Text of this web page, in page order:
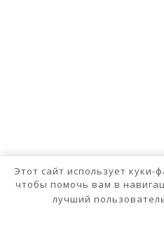
Этот сайт использует куки-
чтобы помочь вам в
лучший